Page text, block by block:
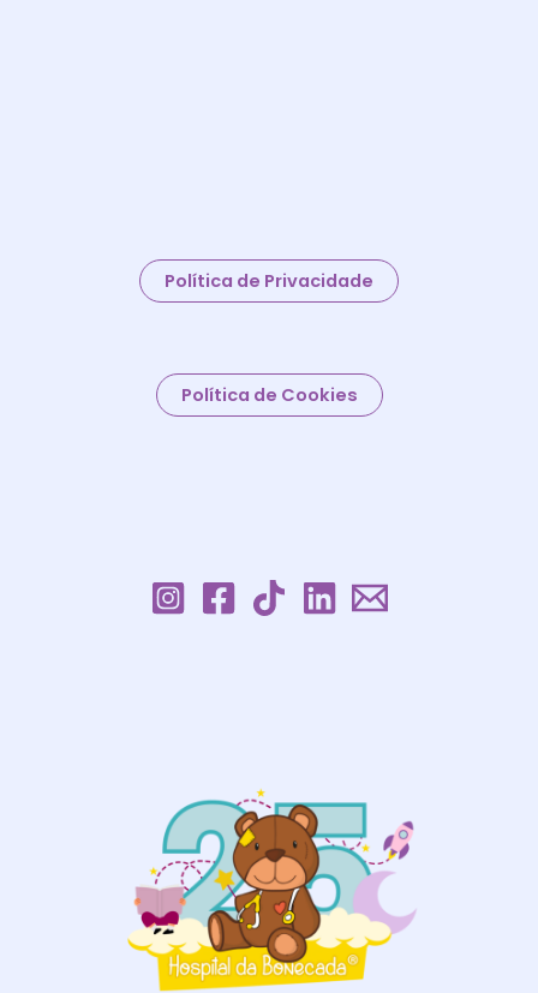
Política de Privacidade
Política de Cookies